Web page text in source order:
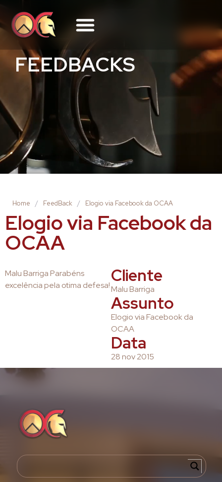
FEEDBACKS
Home / FeedBack / Elogio via Facebook da OCAA
Elogio via Facebook da
OCAA
Malu Barriga Parabéns
excelência pela otima defesa!Cliente
Malu Barriga
Assunto
Elogio via Facebook da
OCAA
Data
28 nov 2015